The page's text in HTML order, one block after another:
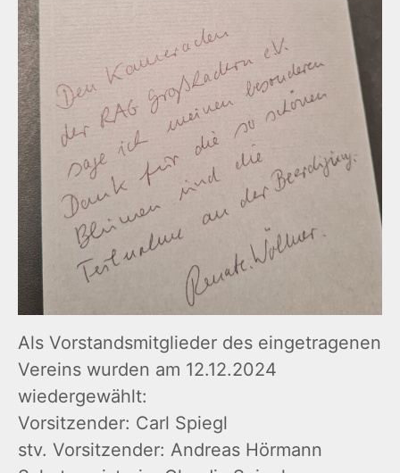
Als Vorstandsmitglieder des eingetragenen
Vereins wurden am 12.12.2024
wiedergewählt:
Vorsitzender: Carl Spiegl
stv. Vorsitzender: Andreas Hörmann